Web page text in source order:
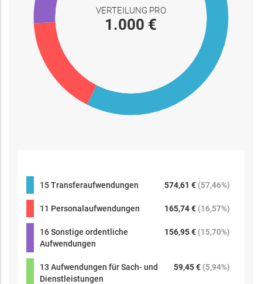
VERTEILUNG PRO
1.000 €
15 Transferaufwendungen 574,61 € (57,46%)
11 Personalaufwendungen 165,74 € (16,57%)
16 Sonstige ordentliche
Aufwendungen
156,95 € (15,70%)
13 Aufwendungen für Sach- und
Dienstleistungen
59,45 € (5,94%)